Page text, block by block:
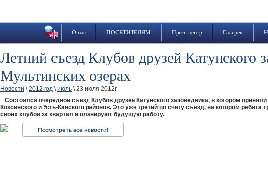
О нас ПОСЕТИТЕЛЯМ Пресс-центр Галерея
Летний съезд Клубов друзей Катунского
Мультинских озерах
Новости \2012 год \июль \ 23 июля 2012г
Состоялся очередной съезд Клубов друзей Катунского заповедника, в котором
Коксинского и Усть-Канского районов. Это уже третий по счету съезд, на котором ребята
своих клубов за квартал и планируют будущую работу.
Посмотреть все новости!